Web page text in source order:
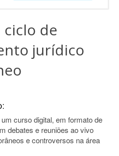
de
jurídico
curso digital, em formato de
debates e reuniões ao vivo
e controversos na área